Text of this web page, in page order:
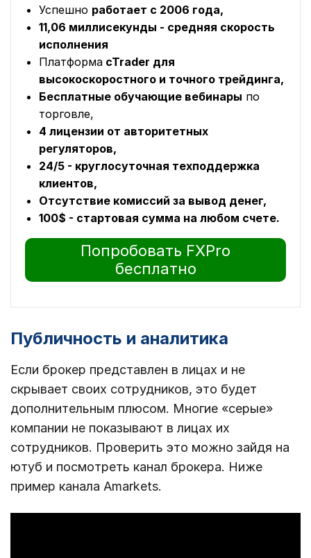
Успешно работает с 2006 года,
11,06 миллисекунды - средняя скорость
исполнения
Платформа cTrader для
высокоскоростного и точного трейдинга,
Бесплатные обучающие вебинары по
торговле,
4 лицензии от авторитетных
регуляторов,
24/5 - круглосуточная техподдержка
клиентов,
Отсутствие комиссий за вывод денег,
100$ - стартовая сумма на любом счете.
Попробовать FXPro
бесплатно
Публичность и аналитика
Если брокер представлен в лицах и не
скрывает своих сотрудников, это будет
дополнительным плюсом. Многие «серые»
компании не показывают в лицах их
сотрудников. Проверить это можно зайдя на
ютуб и посмотреть канал брокера. Ниже
пример канала Amarkets.